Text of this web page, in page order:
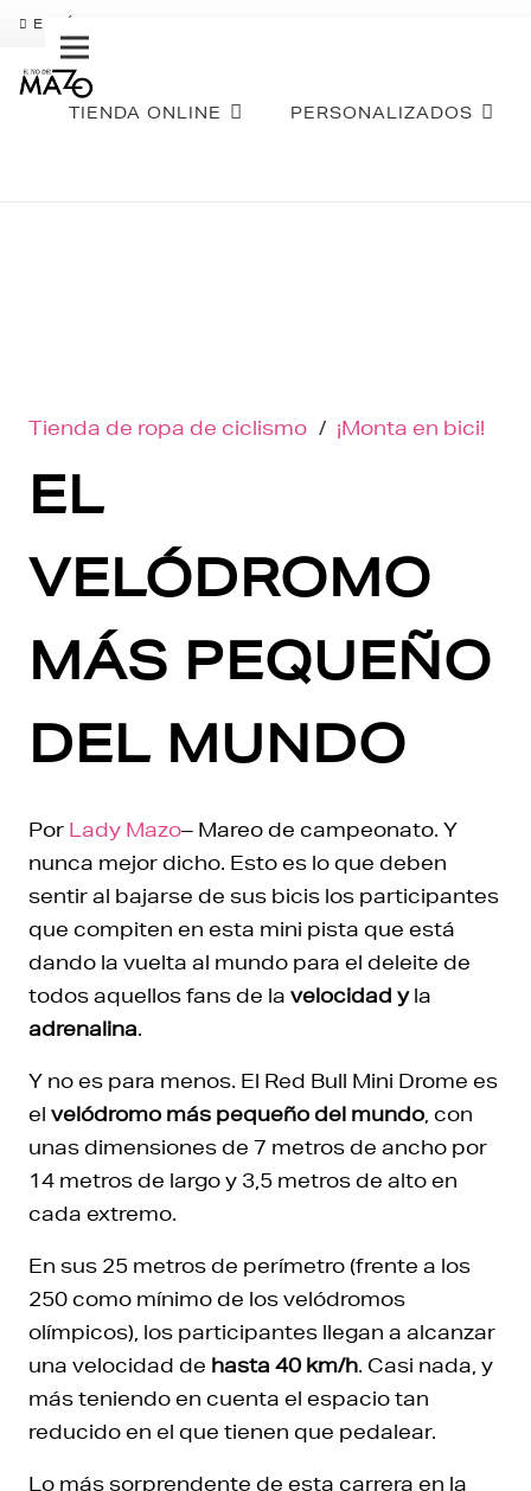
ENVÍO GRATIS
TIENDA ONLINE PERSONALIZADOS
Tienda de ropa de ciclismo / ¡Monta en bici!
EL
VELÓDROMO
MÁS PEQUEÑO
DEL MUNDO
Por Lady Mazo– Mareo de campeonato. Y
nunca mejor dicho. Esto es lo que deben
sentir al bajarse de sus bicis los participantes
que compiten en esta mini pista que está
dando la vuelta al mundo para el deleite de
todos aquellos fans de la velocidad yla
adrenalina.
Y no es para menos. El Red Bull Mini Drome es
el velódromo más pequeño del mundo , con
unas dimensiones de 7 metros de ancho por
14 metros de largo y 3,5 metros de alto en
cada extremo.
En sus 25 metros de perímetro (frente a los
250 como mínimo de los velódromos
olímpicos), los participantes llegan a alcanzar
una velocidad de hasta 40 km/h. Casi nada, y
más teniendo en cuenta el espacio tan
reducido en el que tienen que pedalear.
Lo más sorprendente de esta carrera en la